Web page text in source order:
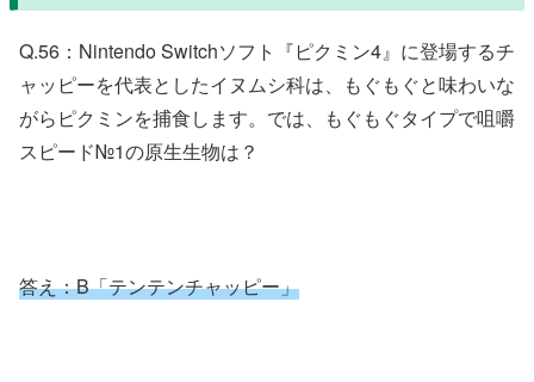
Q.56：Nintendo Switchソフト『ピクミン4』に登場するチ
ャッピーを代表としたイヌムシ科は、もぐもぐと味わいな
がらピクミンを捕食します。では、もぐもぐタイプで咀嚼
スピード№1の原生生物は？
答え：B「テンテンチャッピー」